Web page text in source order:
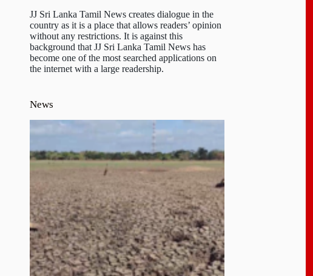
JJ Sri Lanka Tamil News creates dialogue in the
country as it is a place that allows readers’ opinion
without any restrictions. It is against this
background that JJ Sri Lanka Tamil News has
become one of the most searched applications on
the internet with a large readership.
News